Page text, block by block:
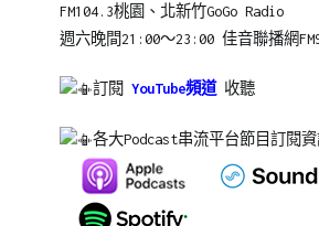
FM104.3桃園、北新竹GoGo Radio
週六晚間21:00～23:00 佳音聯播網
訂閱 YouTube頻道收聽
各大Podcast串流平台節目訂閱資